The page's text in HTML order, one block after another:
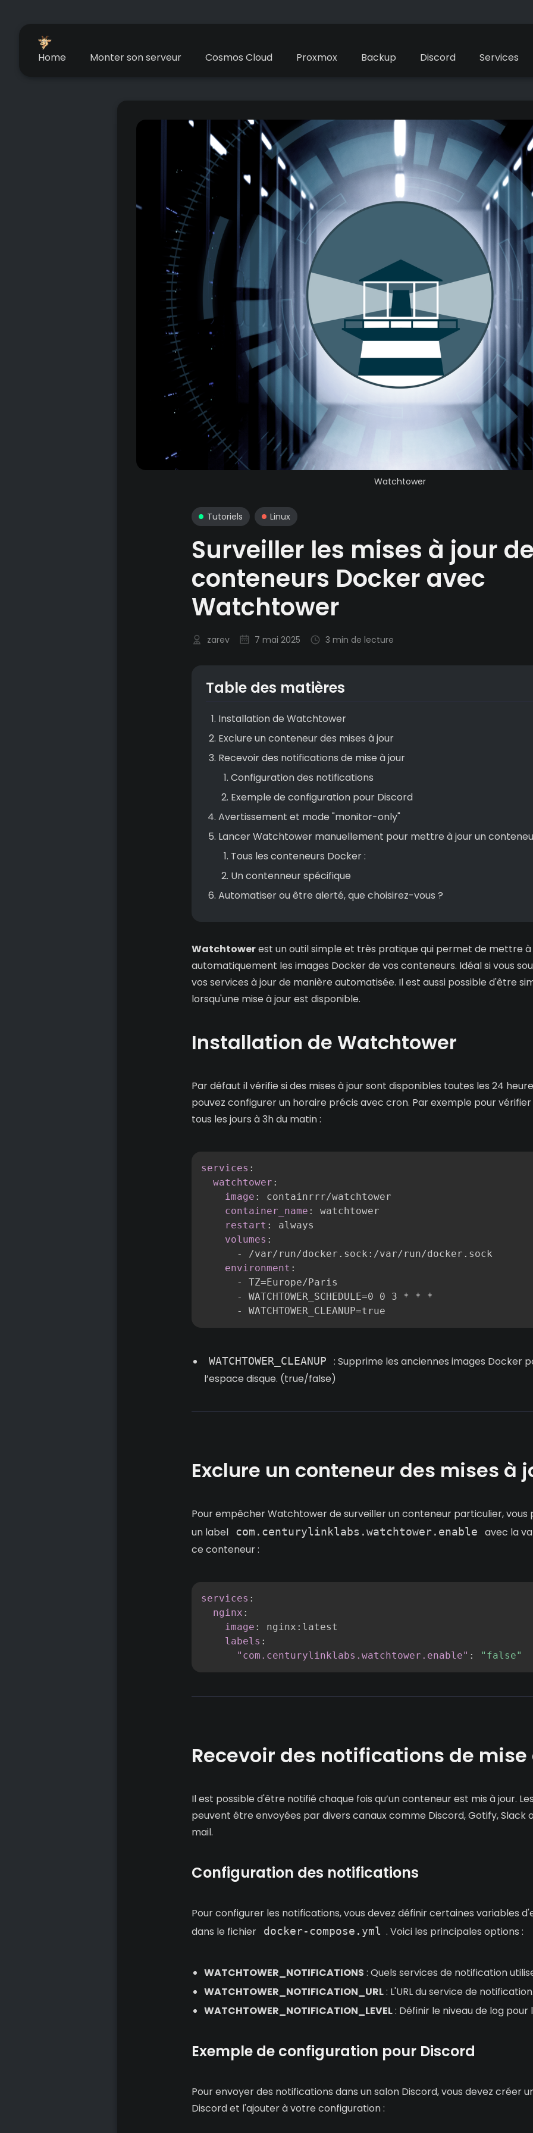
Home Monter son serveur Cosmos Cloud Proxmox Backup Discord Services
Watchtower
Tutoriels Linux
Surveiller les mises à jour
conteneurs Docker avec
Watchtower
zarev 7 mai 2025 3 min de lecture
Table des matières
Installation de Watchtower
Exclure un conteneur des mises à jour
Recevoir des notifications de mise à jour
Configuration des notifications
Exemple de configuration pour Discord
Avertissement et mode "monitor-only"
Lancer Watchtower manuellement pour mettre à jour un
Tous les conteneurs Docker :
Un contenneur spécifique
Automatiser ou être alerté, que choisirez-vous ?
Watchtowerest un outil simple et très pratique qui permet de mettre à
automatiquement les images Docker de vos conteneurs. Idéal si vous
vos services à jour de manière automatisée. Il est aussi possible d'être
lorsqu'une mise à jour est disponible.
Installation de Watchtower
Par défaut il vérifie si des mises à jour sont disponibles toutes les 24
pouvez configurer un horaire précis avec cron. Par exemple pour vérifier
tous les jours à 3h du matin :
services :
watchtower :
image :
containrrr/watchtower
container_name :
watchtower
restart :
always
volumes :
-
/var/run/docker.sock : /var/run/docker.sock
environment :
-
TZ=Europe/Paris
-
WATCHTOWER_SCHEDULE=0 0 3 * * *
-
WATCHTOWER_CLEANUP
: Supprime les anciennes images Docker
l’espace disque. (true/false)
Exclure un conteneur des mises à
Pour empêcher Watchtower de surveiller un conteneur particulier, vous
un label
com.centurylinklabs.watchtower.enable
avec la
ce conteneur :
services :
nginx :
image : nginx : latest
labels :
"com.centurylinklabs.watchtower.enable" : "false"
Recevoir des notifications de mise
Il est possible d'être notifié chaque fois qu’un conteneur est mis à jour.
peuvent être envoyées par divers canaux comme Discord, Gotify, Slack
mail.
Configuration des notifications
Pour configurer les notifications, vous devez définir certaines variables
dans le fichier
docker-compose.yml . Voici les principales options :
WATCHTOWER_NOTIFICATIONS : Quels services de notification
WATCHTOWER_NOTIFICATION_URL: L'URL du service de
WATCHTOWER_NOTIFICATION_LEVEL: Définir le niveau de log pour
Exemple de configuration pour Discord
Pour envoyer des notifications dans un salon Discord, vous devez créer
Discord et l'ajouter à votre configuration :